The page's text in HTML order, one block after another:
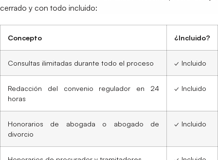
cerrado y con todo incluido:
Concepto ¿Incluido?
Consultas ilimitadas durante todo el proceso ✓ Incluido
Redacción del convenio regulador en 24
horas
✓ Incluido
Honorarios de abogada o abogado de
divorcio
✓ Incluido